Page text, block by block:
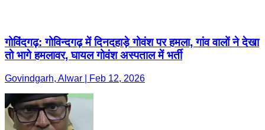
गोविंदगढ़: गोविन्दगढ़ में दिनदहाड़े गोवंश पर हमला, गांव वालों ने देखा
तो भागे हमलावर, घायल गोवंश अस्पताल में भर्ती
Govindgarh, Alwar | Feb 12, 2026